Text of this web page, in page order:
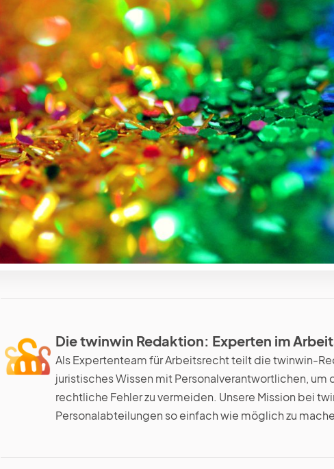
Die twinwin Redaktion: Experten im
Als Expertenteam für Arbeitsrecht teilt die twinwin-
juristisches Wissen mit Personalverantwortlichen,
rechtliche Fehler zu vermeiden. Unsere Mission bei
Personalabteilungen so einfach wie möglich zu